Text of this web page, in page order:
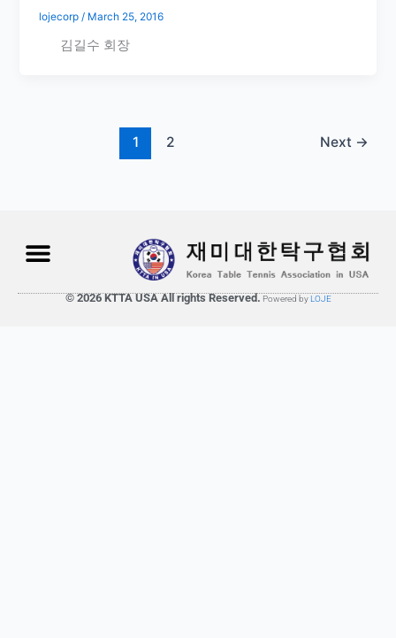
lojecorp / March 25, 2016
김길수 회장
1 2 Next →
© 2026 KTTA USA All rights Reserved. Powered by LOJE